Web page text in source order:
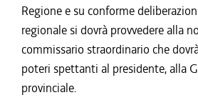
Regione e su conforme
regionale si dovrà provvedere alla
commissario straordinario che
poteri spettanti al presidente, alla
provinciale.